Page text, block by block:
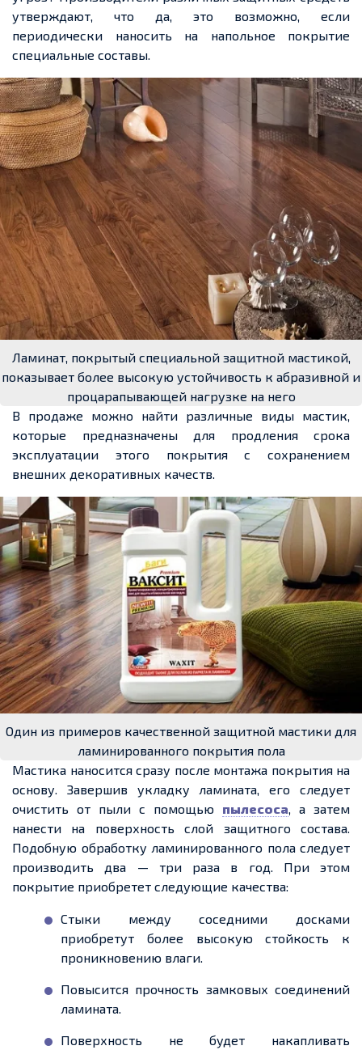
утверждают, что да, это возможно, если
периодически наносить на напольное покрытие
специальные составы.
Ламинат, покрытый специальной защитной мастикой,
показывает более высокую устойчивость к абразивной и
процарапывающей нагрузке на него
В продаже можно найти различные виды мастик,
которые предназначены для продления срока
эксплуатации этого покрытия с сохранением
внешних декоративных качеств.
Один из примеров качественной защитной мастики для
ламинированного покрытия пола
Мастика наносится сразу после монтажа покрытия на
основу. Завершив укладку ламината, его следует
очистить от пыли с помощью пылесоса , а затем
нанести на поверхность слой защитного состава.
Подобную обработку ламинированного пола следует
производить два — три раза в год. При этом
покрытие приобретет следующие качества:
Стыки между соседними досками
приобретут более высокую стойкость к
проникновению влаги.
Повысится прочность замковых соединений
ламината.
Поверхность не будет накапливать